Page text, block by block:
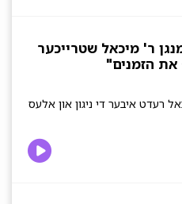
ר' מיכאל שטרייכער
את הזמנים"
רעדט איבער די ניגון און אלעס